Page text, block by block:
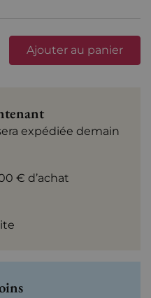
Ajouter au panier
expédiée demain
€ d’achat